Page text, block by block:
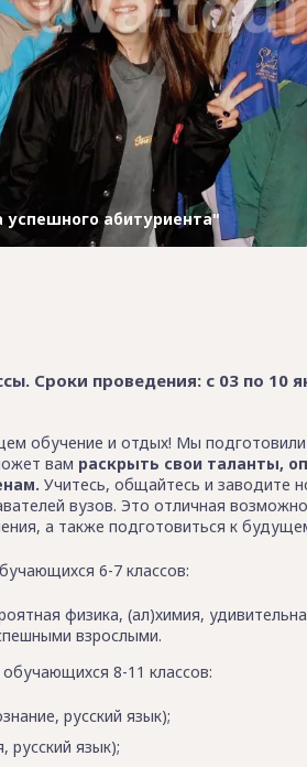
абитуриента"
Сроки проведения: с 03 по 10
обучение и отдых! Мы подготовили
вам раскрыть свои таланты,
Учитесь, общайтесь и заводите
вузов. Это отличная
а также подготовиться к
6-7 классов:
физика, (ал)химия,
взрослыми.
8-11 классов:
русский язык);
русский язык);